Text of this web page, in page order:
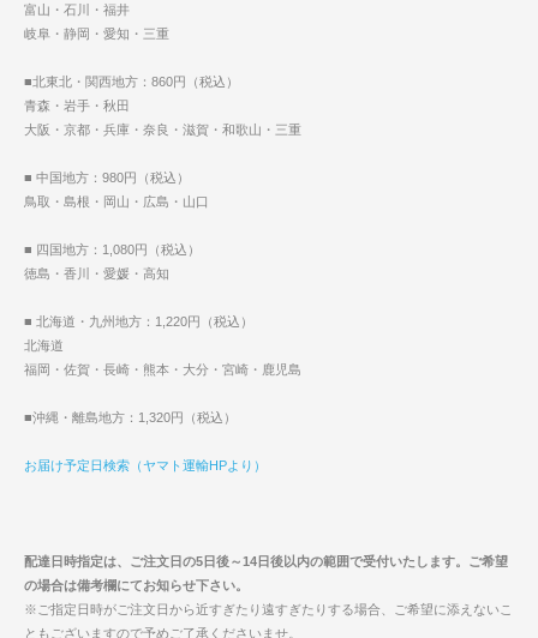
富山・石川・福井
岐阜・静岡・愛知・三重
■北東北・関西地方：860円（税込）
青森・岩手・秋田
大阪・京都・兵庫・奈良・滋賀・和歌山・三重
■ 中国地方：980円（税込）
鳥取・島根・岡山・広島・山口
■ 四国地方：1,080円（税込）
徳島・香川・愛媛・高知
■ 北海道・九州地方：1,220円（税込）
北海道
福岡・佐賀・長崎・熊本・大分・宮崎・鹿児島
■沖縄・離島地方：1,320円（税込）
お届け予定日検索（ヤマト運輸HPより）
配達日時指定は、ご注文日の5日後～14日後以内の範囲で受付いたします。ご希望
の場合は備考欄にてお知らせ下さい。
※ご指定日時がご注文日から近すぎたり遠すぎたりする場合、ご希望に添えないこ
ともございますので予めご了承くださいませ。